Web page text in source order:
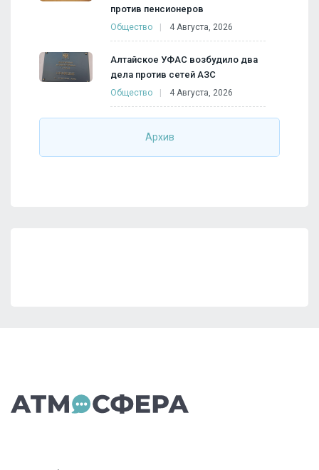
против пенсионеров
Общество 4 Августа, 2026
Алтайское УФАС возбудило два
дела против сетей АЗС
Общество 4 Августа, 2026
Архив